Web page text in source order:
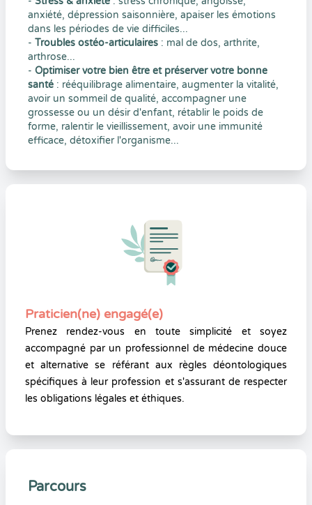
anxiété, dépression saisonnière, apaiser les émotions
dans les périodes de vie difficiles...
- Troubles ostéo-articulaires : mal de dos, arthrite,
arthrose...
- Optimiser votre bien être et préserver votre bonne
santé : rééquilibrage alimentaire, augmenter la vitalité,
avoir un sommeil de qualité, accompagner une
grossesse ou un désir d'enfant, rétablir le poids de
forme, ralentir le vieillissement, avoir une immunité
efficace, détoxifier l'organisme...
Praticien(ne) engagé(e)
Prenez rendez-vous en toute simplicité et soyez
accompagné par un professionnel de médecine douce
et alternative se référant aux règles déontologiques
spécifiques à leur profession et s'assurant de respecter
les obligations légales et éthiques.
Parcours